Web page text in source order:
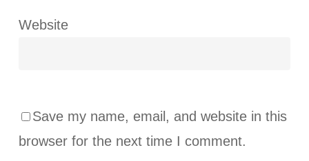
Website
Save my name, email, and website in this
browser for the next time I comment.